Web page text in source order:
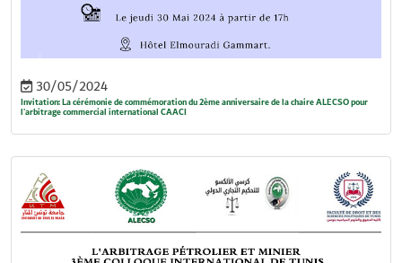
30/05/2024
Invitation: La cérémonie de commémoration du 2ème anniversaire de la chaire ALECSO pour
l'arbitrage commercial international CAACI